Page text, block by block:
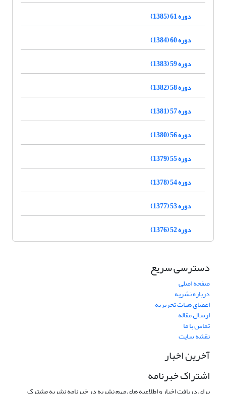
دوره 61 (1385)
دوره 60 (1384)
دوره 59 (1383)
دوره 58 (1382)
دوره 57 (1381)
دوره 56 (1380)
دوره 55 (1379)
دوره 54 (1378)
دوره 53 (1377)
دوره 52 (1376)
دسترسی سریع
صفحه اصلی
درباره نشریه
اعضای هیات تحریریه
ارسال مقاله
تماس با ما
نقشه سایت
آخرین اخبار
اشتراک خبرنامه
برای دریافت اخبار و اطلاعیه های مهم نشریه در خبرنامه نشریه مشترک